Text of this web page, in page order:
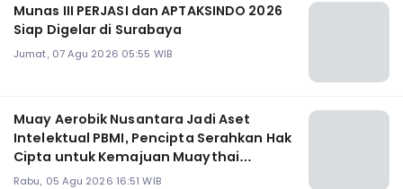
Munas III PERJASI dan APTAKSINDO 2026
Siap Digelar di Surabaya
Jumat, 07 Agu 2026 05:55 WIB
Muay Aerobik Nusantara Jadi Aset
Intelektual PBMI, Pencipta Serahkan Hak
Cipta untuk Kemajuan Muaythai
Indonesia
Rabu, 05 Agu 2026 16:51 WIB